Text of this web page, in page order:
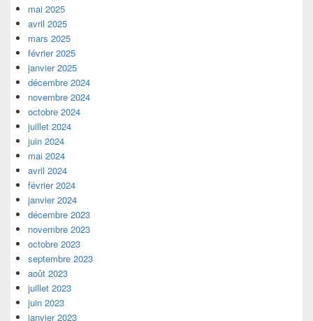
mai 2025
avril 2025
mars 2025
février 2025
janvier 2025
décembre 2024
novembre 2024
octobre 2024
juillet 2024
juin 2024
mai 2024
avril 2024
février 2024
janvier 2024
décembre 2023
novembre 2023
octobre 2023
septembre 2023
août 2023
juillet 2023
juin 2023
janvier 2023